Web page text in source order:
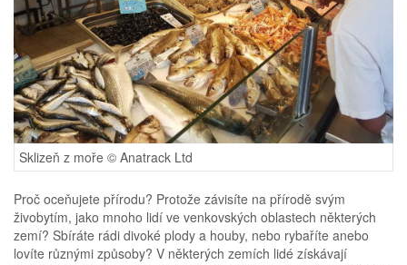
Sklizeň z moře © Anatrack Ltd
Proč oceňujete přírodu? Protože závisíte na přírodě svým
živobytím, jako mnoho lidí ve venkovských oblastech některých
zemí? Sbíráte rádi divoké plody a houby, nebo rybaříte anebo
lovíte různými způsoby? V některých zemích lidé získávají